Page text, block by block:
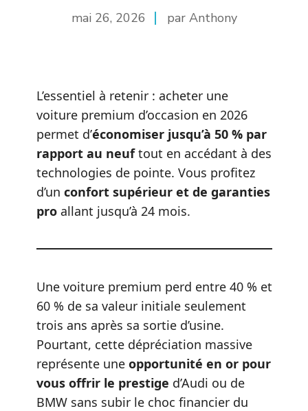
mai 26, 2026 par Anthony
L’essentiel à retenir : acheter une
voiture premium d’occasion en 2026
permet d’économiser jusqu’à 50 % par
rapport au neuftout en accédant à des
technologies de pointe. Vous profitez
d’un confort supérieur et de garanties
proallant jusqu’à 24 mois.
Une voiture premium perd entre 40 % et
60 % de sa valeur initiale seulement
trois ans après sa sortie d’usine.
Pourtant, cette dépréciation massive
représente une opportunité en or pour
vous offrir le prestige d’Audi ou de
BMW sans subir le choc financier du